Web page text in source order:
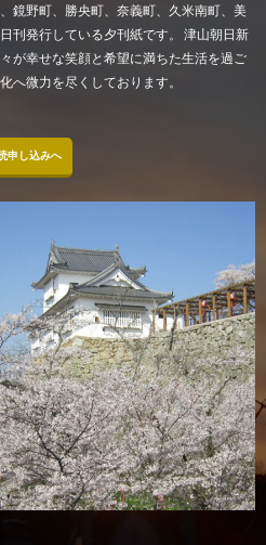
鏡野町、勝央町、奈義町、久米南町、美
刊発行している夕刊紙です。 津山朝日新
が幸せな笑顔と希望に満ちた生活を過ご
へ微力を尽くしております。
申し込みへ